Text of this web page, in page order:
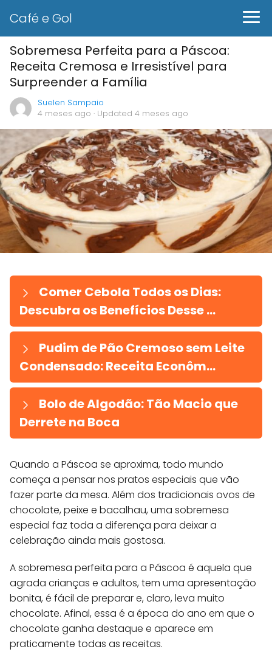
Café e Gol
Sobremesa Perfeita para a Páscoa:
Receita Cremosa e Irresistível para
Surpreender a Família
Suelen Sampaio
4 meses ago · Updated 4 meses ago
Comer Cebola Todos os Dias:
Descubra os Benefícios Desse ...
Pudim de Pão Cremoso sem Leite
Condensado: Receita Econôm...
Bolo de Algodão: Tão Macio que
Derrete na Boca
Quando a Páscoa se aproxima, todo mundo
começa a pensar nos pratos especiais que vão
fazer parte da mesa. Além dos tradicionais ovos de
chocolate, peixe e bacalhau, uma sobremesa
especial faz toda a diferença para deixar a
celebração ainda mais gostosa.
A sobremesa perfeita para a Páscoa é aquela que
agrada crianças e adultos, tem uma apresentação
bonita, é fácil de preparar e, claro, leva muito
chocolate. Afinal, essa é a época do ano em que o
chocolate ganha destaque e aparece em
praticamente todas as receitas.